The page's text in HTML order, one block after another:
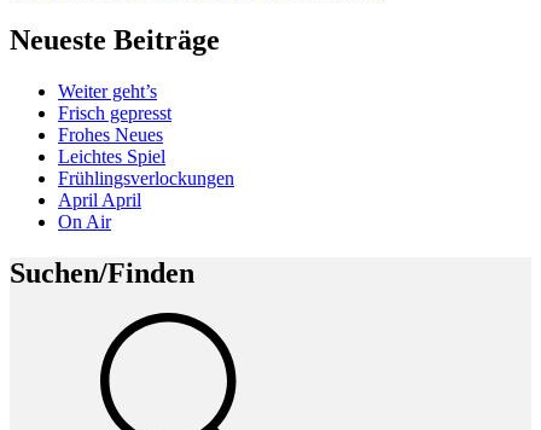
Neueste Beiträge
Weiter geht’s
Frisch gepresst
Frohes Neues
Leichtes Spiel
Frühlingsverlockungen
April April
On Air
Suchen/Finden